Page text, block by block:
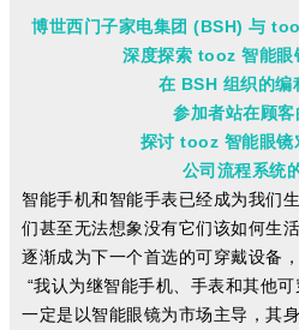
博世西门子家电集团 (BSH) 与
深度探索 tooz 智能眼
在 BSH 组织的编
参加者站在顾客
探讨 tooz 智能眼镜
公司流程系统
智能手机和智能手表已经成为我们
们甚至无法想象没有它们该如何生
逐渐成为下一个首选的可穿戴设备
“我认为继智能手机、手表和其他
一定是以智能眼镜为市场主导，其